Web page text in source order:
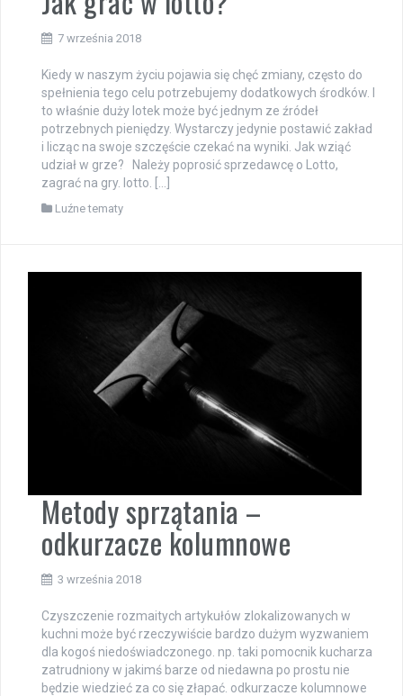
7 września 2018
Kiedy w naszym życiu pojawia się chęć zmiany, często do
spełnienia tego celu potrzebujemy dodatkowych środków. I
to właśnie duży lotek może być jednym ze źródeł
potrzebnych pieniędzy. Wystarczy jedynie postawić zakład
i licząc na swoje szczęście czekać na wyniki. Jak wziąć
udział w grze? Należy poprosić sprzedawcę o Lotto,
zagrać na gry. lotto. […]
Luźne tematy
Metody sprzątania –
odkurzacze kolumnowe
3 września 2018
Czyszczenie rozmaitych artykułów zlokalizowanych w
kuchni może być rzeczywiście bardzo dużym wyzwaniem
dla kogoś niedoświadczonego. np. taki pomocnik kucharza
zatrudniony w jakimś barze od niedawna po prostu nie
będzie wiedzieć za co się złapać. odkurzacze kolumnowe